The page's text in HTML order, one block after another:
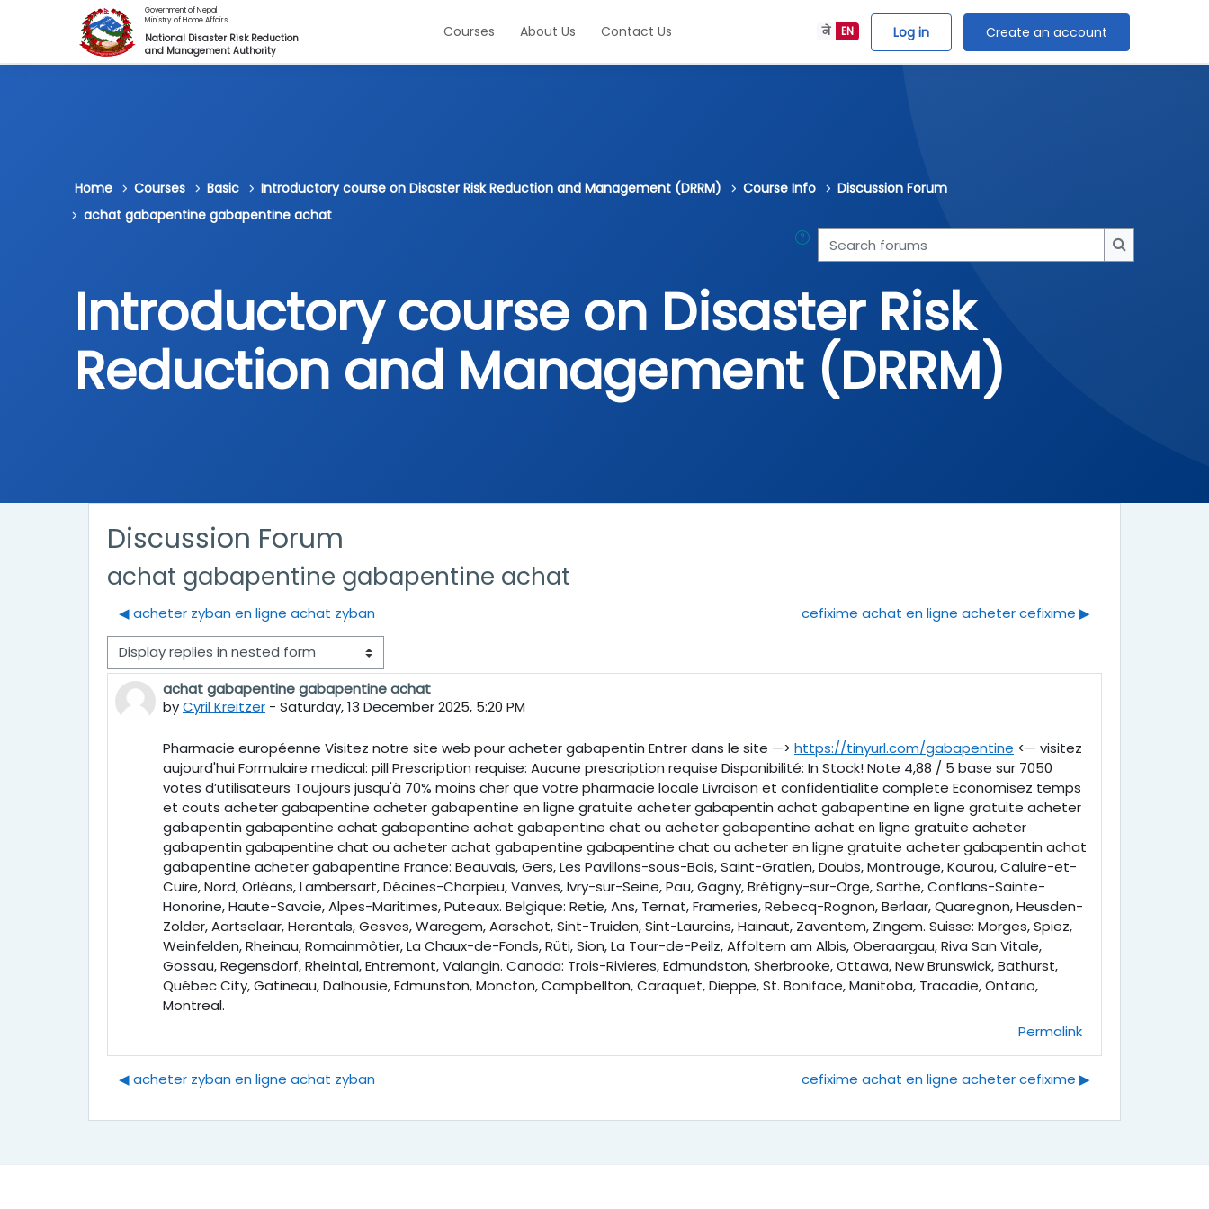
Government of Nepal
Ministry of Home Affairs
National Disaster Risk Reduction
and Management Authority
Courses About Us Contact Us EN
ने Log in Create an account
Skip to main content
Home Courses Basic Introductory course on Disaster Risk Reduction and Management (DRRM) Course Info
Discussion Forum
achat gabapentine gabapentine achat
Search forums
Search
Introductory course on Disaster Risk
Reduction and Management (DRRM)
Discussion Forum
achat gabapentine gabapentine achat
◀︎ acheter zyban en ligne achat zyban cefixime achat en ligne acheter cefixime ▶︎
Display mode
achat gabapentine gabapentine achat
byCyril Kreitzer - Saturday, 13 December 2025, 5:20 PM
Number of replies: 0
Pharmacie européenne Visitez notre site web pour acheter gabapentin Entrer dans le site —> https://tinyurl.com/gabapentine <— visitez
aujourd'hui Formulaire medical: pill Prescription requise: Aucune prescription requise Disponibilité: In Stock! Note 4,88 / 5 base sur 7050
votes d’utilisateurs Toujours jusqu'à 70% moins cher que votre pharmacie locale Livraison et confidentialite complete Economisez temps
et couts acheter gabapentine acheter gabapentine en ligne gratuite acheter gabapentin achat gabapentine en ligne gratuite acheter
gabapentin gabapentine achat gabapentine achat gabapentine chat ou acheter gabapentine achat en ligne gratuite acheter
gabapentin gabapentine chat ou acheter achat gabapentine gabapentine chat ou acheter en ligne gratuite acheter gabapentin achat
gabapentine acheter gabapentine France: Beauvais, Gers, Les Pavillons-sous-Bois, Saint-Gratien, Doubs, Montrouge, Kourou, Caluire-et-
Cuire, Nord, Orléans, Lambersart, Décines-Charpieu, Vanves, Ivry-sur-Seine, Pau, Gagny, Brétigny-sur-Orge, Sarthe, Conflans-Sainte-
Honorine, Haute-Savoie, Alpes-Maritimes, Puteaux. Belgique: Retie, Ans, Ternat, Frameries, Rebecq-Rognon, Berlaar, Quaregnon, Heusden-
Zolder, Aartselaar, Herentals, Gesves, Waregem, Aarschot, Sint-Truiden, Sint-Laureins, Hainaut, Zaventem, Zingem. Suisse: Morges, Spiez,
Weinfelden, Rheinau, Romainmôtier, La Chaux-de-Fonds, Rüti, Sion, La Tour-de-Peilz, Affoltern am Albis, Oberaargau, Riva San Vitale,
Gossau, Regensdorf, Rheintal, Entremont, Valangin. Canada: Trois-Rivieres, Edmundston, Sherbrooke, Ottawa, New Brunswick, Bathurst,
Québec City, Gatineau, Dalhousie, Edmunston, Moncton, Campbellton, Caraquet, Dieppe, St. Boniface, Manitoba, Tracadie, Ontario,
Montreal.
Permalink
◀︎ acheter zyban en ligne achat zyban cefixime achat en ligne acheter cefixime ▶︎